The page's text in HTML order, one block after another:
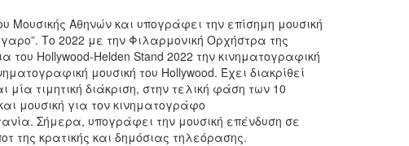
Αθηνών και υπογράφει την επίσημη μουσική
Το 2022 με την Φιλαρμονική Ορχήστρα της
Hollywood-Helden Stand 2022 την κινηματογραφική
μουσική του Hollywood. Έχει διακρίθεί
τιμητική διάκριση, στην τελική φάση των 10
μουσική για τον κινηματογράφο
Σήμερα, υπογράφει την μουσική επένδυση σε
της κρατικής και δημόσιας τηλεόρασης.